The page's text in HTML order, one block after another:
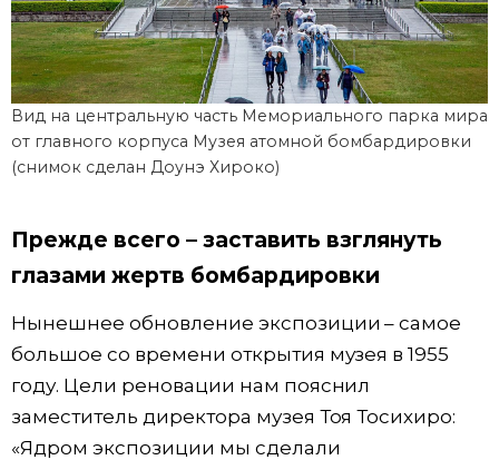
Вид на центральную часть Мемориального парка мира
от главного корпуса Музея атомной бомбардировки
(снимок сделан Доунэ Хироко)
Прежде всего – заставить взглянуть
глазами жертв бомбардировки
Нынешнее обновление экспозиции – самое
большое со времени открытия музея в 1955
году. Цели реновации нам пояснил
заместитель директора музея Тоя Тосихиро:
«Ядром экспозиции мы сделали